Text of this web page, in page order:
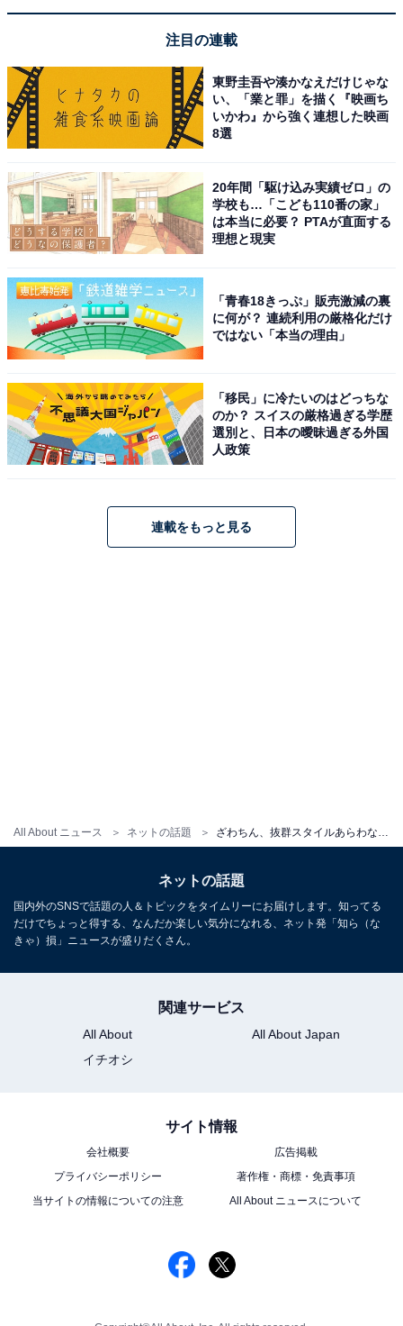
All About ニュース ネットの話題 ざわちん、抜群スタイルあらわな超ミニスカ＆キャミ姿を披露 「今年で30歳とは思えない」「素敵過ぎてヤバい」
注目の連載
東野圭吾や湊かなえだけじゃな
い、「業と罪」を描く『映画ち
いかわ』から強く連想した映画
8選
20年間「駆け込み実績ゼロ」の
学校も…「こども110番の家」
は本当に必要？ PTAが直面する
理想と現実
「青春18きっぷ」販売激減の裏
に何が？ 連続利用の厳格化だけ
ではない「本当の理由」
「移民」に冷たいのはどっちな
のか？ スイスの厳格過ぎる学歴
選別と、日本の曖昧過ぎる外国
人政策
連載をもっと見る
ネットの話題
国内外のSNSで話題の人＆トピックをタイムリーにお届けします。知ってる
だけでちょっと得する、なんだか楽しい気分になれる、ネット発「知ら（な
きゃ）損」ニュースが盛りだくさん。
関連サービス
All About
All About Japan
イチオシ
サイト情報
会社概要
広告掲載
プライバシーポリシー
著作権・商標・免責事項
当サイトの情報についての注意
All About ニュースについて